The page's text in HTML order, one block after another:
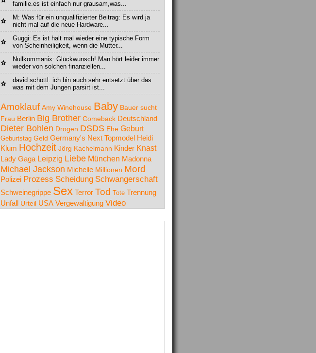
familie.es ist einfach nur grausam,was...
M : Was für ein unqualifizierter Beitrag: Es wird ja
nicht mal auf die neue Hardware...
Guggi: Es ist halt mal wieder eine typische Form
von Scheinheiligkeit, wenn die Mutter...
Nullkommanix: Glückwunsch! Man hört leider immer
wieder von solchen finanziellen...
david schöttl : ich bin auch sehr entsetzt über das
was mit dem Jungen parsirt ist...
Amoklauf Amy Winehouse Baby Bauer sucht
Frau Berlin Big Brother Comeback Deutschland
Dieter Bohlen Drogen DSDS Ehe Geburt
Geburtstag Geld Germany's Next Topmodel Heidi
Klum Hochzeit Jörg Kachelmann Kinder Knast
Lady Gaga Leipzig Liebe München Madonna
Michael Jackson Michelle Millionen Mord
Polizei Prozess Scheidung Schwangerschaft
Schweinegrippe Sex Terror Tod Tote Trennung
Unfall Urteil USA Vergewaltigung Video